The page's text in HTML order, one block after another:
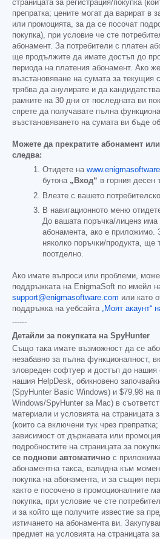
страницата за регистрация/покупка
препратка; цените могат да варират в
или промоцията, за да се посочат
покупка), при условие че сте
абонамент. За потребители с платен
ще продължите да имате достъп до
периода на платения абонамент. Ако
възстановяване на сумата за текущия
трябва да анулирате и да
рамките на 30 дни от последната ви
спрете да получавате пълна
възстановяването на сумата ви бъде
Можете да прекратите абонамент
следва:
Отидете на
бутона „Вход“ в горния десен
Влезте с вашето
В навигационното меню
До вашата поръчка/лиценз има
абонамента, ако е приложимо.
няколко поръчки/продукта, ще
поотделно.
Ако имате въпроси или проблеми,
поддръжката на EnigmaSoft по имейл
support@enigmasoftware.com или като
поддръжка на уебсайта „Моят акаунт“
------
Детайли за покупката на SpyHunter
Също така имате възможност да се
незабавно за пълна функционалност,
зловреден софтуер и достъп до нашия
нашия HelpDesk, обикновено
(SpyHunter Basic Windows) и $79.98 на
Windows/SpyHunter за Mac) в
материали и условията на страницата
(които са включени тук чрез
зависимост от държавата или
подробностите на страницата за
се поднови автоматично с
абонаментна такса, валидна към
покупка на абонамента, и за същия
както е посочено в промоционалните
покупка, при условие че сте
и за който ще получите известие за
изтичането на абонамента ви.
предмет на условията на страницата